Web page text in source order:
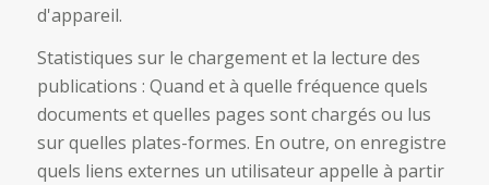
d'appareil.
Statistiques sur le chargement et la lecture des
publications : Quand et à quelle fréquence quels
documents et quelles pages sont chargés ou lus
sur quelles plates-formes. En outre, on enregistre
quels liens externes un utilisateur appelle à partir